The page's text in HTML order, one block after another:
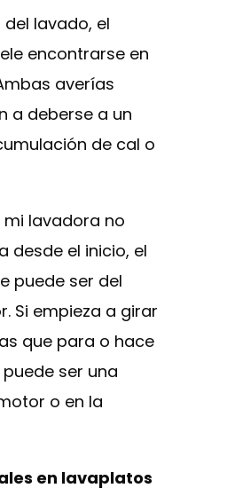
lavado, el
encontrarse en
averías
a deberse a un
de cal o
mi lavadora no
desde el inicio, el
puede ser del
Si empieza a girar
que para o hace
ser una
o en la
en lavaplatos